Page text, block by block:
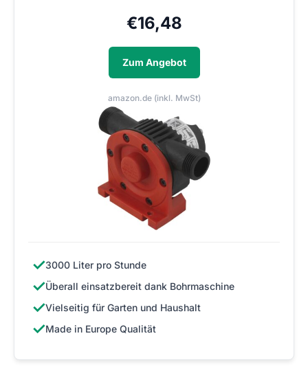
€16,48
Zum Angebot
amazon.de (inkl. MwSt)
✓3000 Liter pro Stunde
✓Überall einsatzbereit dank Bohrmaschine
✓Vielseitig für Garten und Haushalt
✓Made in Europe Qualität